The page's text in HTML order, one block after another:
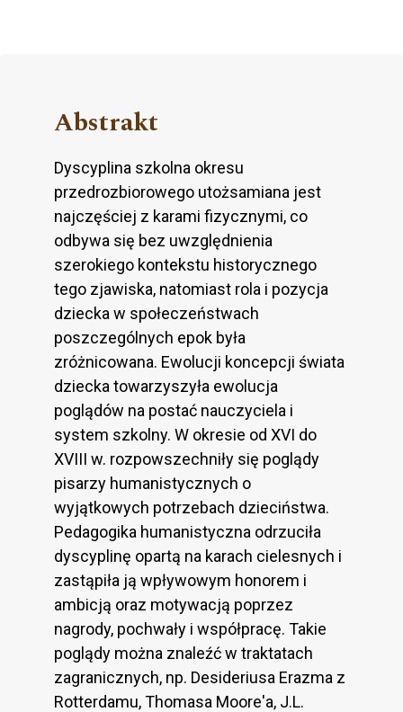
Abstrakt
Dyscyplina szkolna okresu
przedrozbiorowego utożsamiana jest
najczęściej z karami fizycznymi, co
odbywa się bez uwzględnienia
szerokiego kontekstu historycznego
tego zjawiska, natomiast rola i pozycja
dziecka w społeczeństwach
poszczególnych epok była
zróżnicowana. Ewolucji koncepcji świata
dziecka towarzyszyła ewolucja
poglądów na postać nauczyciela i
system szkolny. W okresie od XVI do
XVIII w. rozpowszechniły się poglądy
pisarzy humanistycznych o
wyjątkowych potrzebach dzieciństwa.
Pedagogika humanistyczna odrzuciła
dyscyplinę opartą na karach cielesnych i
zastąpiła ją wpływowym honorem i
ambicją oraz motywacją poprzez
nagrody, pochwały i współpracę. Takie
poglądy można znaleźć w traktatach
zagranicznych, np. Desideriusa Erazma z
Rotterdamu, Thomasa Moore'a, J.L.